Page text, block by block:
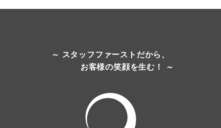
～ スタッフファーストだから、
お客様の笑顔を生む！ ～